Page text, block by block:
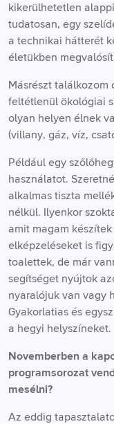
kikerülhetetlen
tudatosan, egy
a technikai hátterét
életükben
Másrészt találkozom
feltétlenül ökológiai
olyan helyen élnek
(villany, gáz, víz,
Például egy
használatot.
alkalmas tiszta
nélkül. Ilyenkor
amit magam
elképzeléseket is
toalettek, de már
segítséget nyújtok
nyaralójuk van vagy
Gyakorlatias és
a hegyi helyszíneket.
Novemberben a
programsorozat
mesélni?
Az eddig